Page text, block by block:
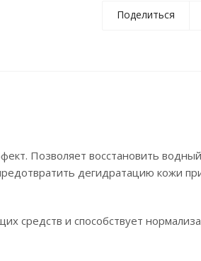
Поделиться
Позволяет восстановить
дегидратацию кожи
средств и способствует